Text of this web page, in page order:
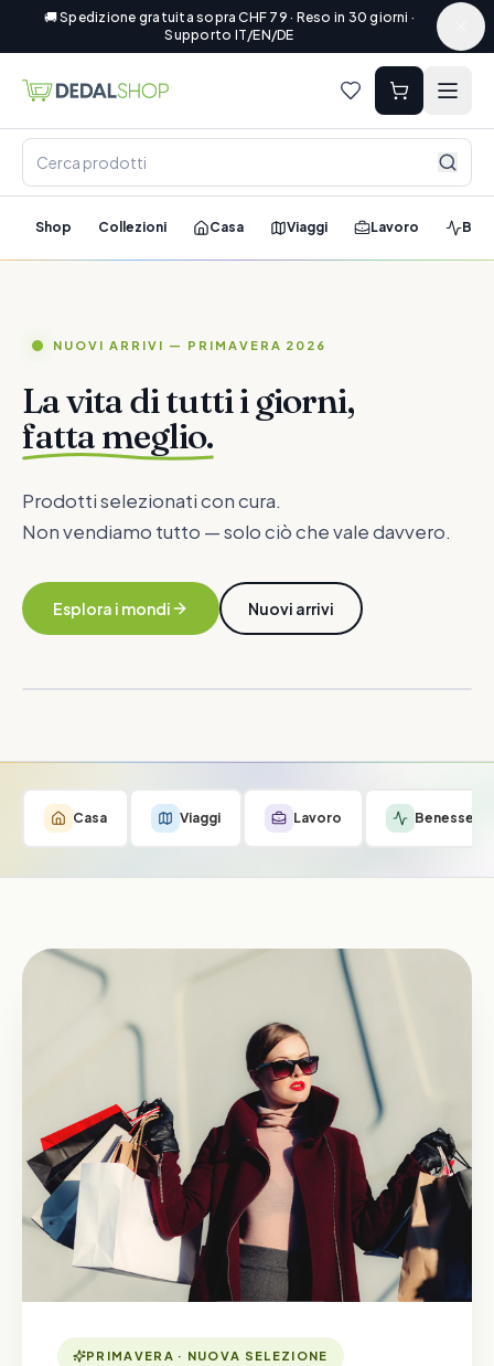
🚚 Spedizione gratuita sopra CHF 79 · Reso in 30 giorni ·
Supporto IT/EN/DE
Shop Collezioni Casa Viaggi Lavoro
NUOVI ARRIVI — PRIMAVERA 2026
La vita di tutti i giorni,
fatta meglio.
Prodotti selezionati con cura.
Non vendiamo tutto — solo ciò che vale davvero.
Esplora i mondi Nuovi arrivi
Casa Viaggi Lavoro Benessere
PRIMAVERA · NUOVA SELEZIONE